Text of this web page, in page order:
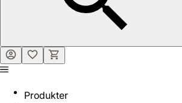
Produkter